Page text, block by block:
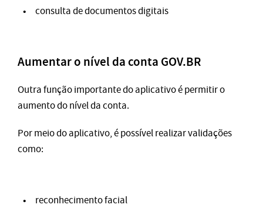
consulta de documentos digitais
Aumentar o nível da conta GOV.BR
Outra função importante do aplicativo é permitir o
aumento do nível da conta.
Por meio do aplicativo, é possível realizar validações
como:
reconhecimento facial